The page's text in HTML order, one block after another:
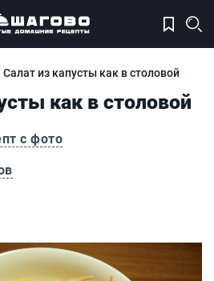
Салат из капусты как в столовой
как в столовой
с фото
столовой